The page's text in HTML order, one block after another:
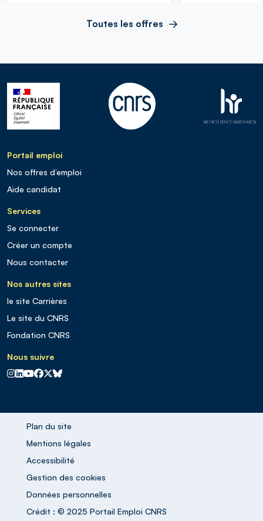
Toutes les offres
Portail emploi
Nos offres d’emploi
Aide candidat
Services
Se connecter
Créer un compte
Nous contacter
Nos autres sites
le site Carrières
Le site du CNRS
Fondation CNRS
Nous suivre
CNRS sur Instagram
CNRS sur Linkedin
CNRS sur Youtube
CNRS sur Facebook
CNRS sur X
CNRS sur Blus sky
Plan du site
Mentions légales
Accessibilité
Gestion des cookies
Données personnelles
Crédit : © 2025 Portail Emploi CNRS